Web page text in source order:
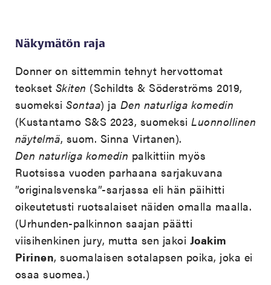
Näkymätön raja
Donner on sittemmin tehnyt hervottomat
teokset Skiten (Schildts & Söderströms 2019,
suomeksiSontaa) ja Den naturliga komedin
(Kustantamo S&S 2023, suomeksiLuonnollinen
näytelmä, suom. Sinna Virtanen).
Den naturliga komedin palkittiin myös
Ruotsissa vuoden parhaana sarjakuvana
”originalsvenska”-sarjassa eli hän päihitti
oikeutetusti ruotsalaiset näiden omalla maalla.
(Urhunden-palkinnon saajan päätti
viisihenkinen jury, mutta sen jakoi Joakim
Pirinen, suomalaisen sotalapsen poika, joka ei
osaa suomea.)